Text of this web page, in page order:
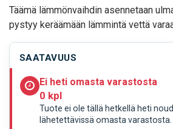
Täämä lämmönvaihdin asennetaan
pystyy keräämään lämmintä vettä
SAATAVUUS
Ei heti omasta varastosta
0 kpl
Tuote ei ole tällä hetkellä heti
lähetettävissä omasta varastosta.